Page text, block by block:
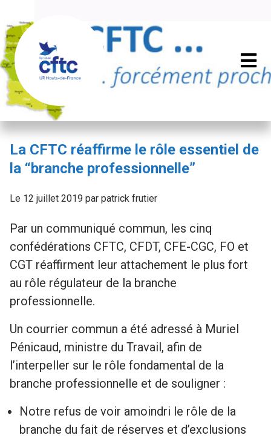
La CFTC réaffirme le rôle essentiel de
la “branche professionnelle”
Le 12 juillet 2019 par patrick frutier
Par un communiqué commun, les cinq
confédérations CFTC, CFDT, CFE-CGC, FO et
CGT réaffirment leur attachement le plus fort
au rôle régulateur de la branche
professionnelle.
Un courrier commun a été adressé à Muriel
Pénicaud, ministre du Travail, afin de
l’interpeller sur le rôle fondamental de la
branche professionnelle et de souligner :
Notre refus de voir amoindri le rôle de la
branche du fait de réserves et d’exclusions